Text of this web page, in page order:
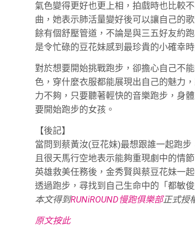
氣色變得更好也更上相，拍戲時也比較
曲，她表示肺活量變好後可以讓自己的
餘有個舒壓管道，不論是與三五好友約
是令忙碌的豆花妹感到最珍貴的小確幸時
對於想要開始挑戰跑步，卻擔心自己不
色，穿什麼衣服都能展現出自己的魅力
力不夠，只要聽著輕快的音樂跑步，身
要開始跑步的女孩。
【後記】
當問到蔡黃汝(豆花妹)最想跟誰一起跑
且很天馬行空地表示能夠重現劇中的情
英雄救美任務後，金秀賢與蔡豆花妹一
透過跑步，尋找到自己生命中的「都敏
本文得到RUNiROUND慢跑俱樂部正式授
原文按此